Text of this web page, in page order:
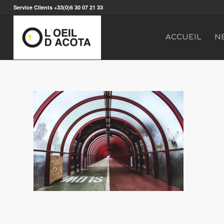
Service Clients +33(0)6 30 07 21 33
ACCUEIL